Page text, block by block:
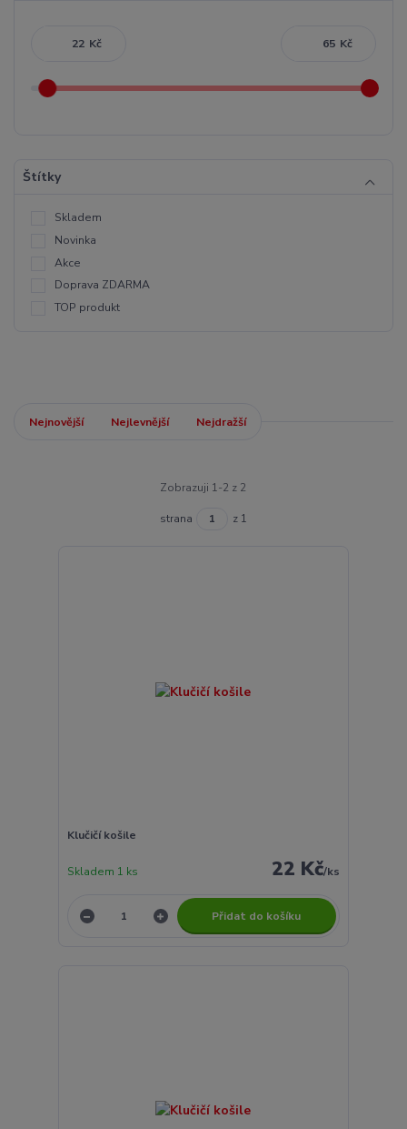
Kč Kč
Štítky
Skladem
Novinka
Akce
Doprava ZDARMA
TOP produkt
Nejnovější Nejlevnější Nejdražší
Zobrazuji 1-2 z 2
strana z 1
Klučičí košile
22 Kč/ks
Skladem 1 ks
Přidat do košíku